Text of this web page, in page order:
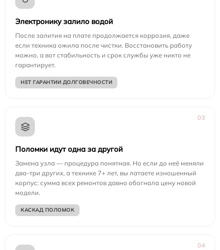
Электронику залило водой
После залития на плате продолжается коррозия, даже
если техника ожила после чистки. Восстановить работу
можно, а вот стабильность и срок службы уже никто не
гарантирует.
НЕТ ГАРАНТИИ ДОЛГОВЕЧНОСТИ
03
Поломки идут одна за другой
Замена узла — процедура понятная. Но если до неё меняли
два-три других, а технике 7+ лет, вы латаете изношенный
корпус: сумма всех ремонтов давно обогнала цену новой
модели.
КАСКАД ПОЛОМОК
04